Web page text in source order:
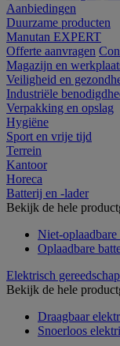
Aanbiedingen
Duurzame producten
Manutan EXPERT
Offerte aanvragen
Magazijn en
Veiligheid en
Industriële
Verpakking en opslag
Hygiëne
Sport en vrije tijd
Terrein
Kantoor
Horeca
Batterij en -lader
Bekijk de hele
Niet-oplaadbare
Oplaadbare
Elektrisch gereedschap
Bekijk de hele
Draagbaar
Snoerloos